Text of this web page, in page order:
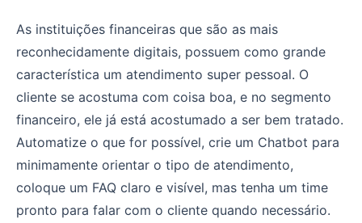
As instituições financeiras que são as mais
reconhecidamente digitais, possuem como grande
característica um atendimento super pessoal. O
cliente se acostuma com coisa boa, e no segmento
financeiro, ele já está acostumado a ser bem tratado.
Automatize o que for possível, crie um Chatbot para
minimamente orientar o tipo de atendimento,
coloque um FAQ claro e visível, mas tenha um time
pronto para falar com o cliente quando necessário.